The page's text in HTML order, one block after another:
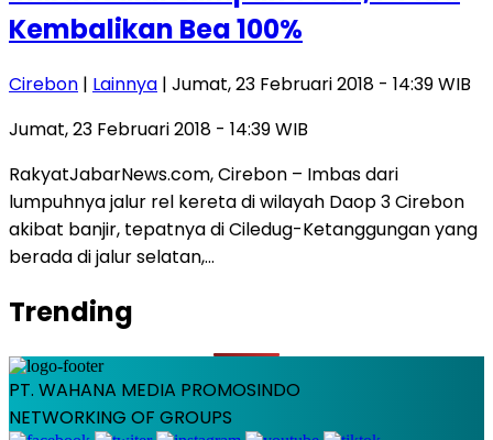
Kembalikan Bea 100%
Cirebon | Lainnya | Jumat, 23 Februari 2018 - 14:39 WIB
Jumat, 23 Februari 2018 - 14:39 WIB
RakyatJabarNews.com, Cirebon – Imbas dari
lumpuhnya jalur rel kereta di wilayah Daop 3 Cirebon
akibat banjir, tepatnya di Ciledug-Ketanggungan yang
berada di jalur selatan,…
Trending
PT. WAHANA MEDIA PROMOSINDO
NETWORKING OF GROUPS